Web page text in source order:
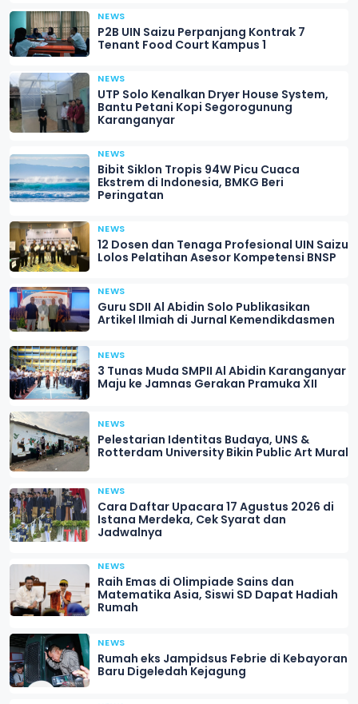
NEWS
P2B UIN Saizu Perpanjang Kontrak 7
Tenant Food Court Kampus 1
NEWS
UTP Solo Kenalkan Dryer House System,
Bantu Petani Kopi Segorogunung
Karanganyar
NEWS
Bibit Siklon Tropis 94W Picu Cuaca
Ekstrem di Indonesia, BMKG Beri
Peringatan
NEWS
12 Dosen dan Tenaga Profesional UIN Saizu
Lolos Pelatihan Asesor Kompetensi BNSP
NEWS
Guru SDII Al Abidin Solo Publikasikan
Artikel Ilmiah di Jurnal Kemendikdasmen
NEWS
3 Tunas Muda SMPII Al Abidin Karanganyar
Maju ke Jamnas Gerakan Pramuka XII
NEWS
Pelestarian Identitas Budaya, UNS &
Rotterdam University Bikin Public Art Mural
NEWS
Cara Daftar Upacara 17 Agustus 2026 di
Istana Merdeka, Cek Syarat dan
Jadwalnya
NEWS
Raih Emas di Olimpiade Sains dan
Matematika Asia, Siswi SD Dapat Hadiah
Rumah
NEWS
Rumah eks Jampidsus Febrie di Kebayoran
Baru Digeledah Kejagung